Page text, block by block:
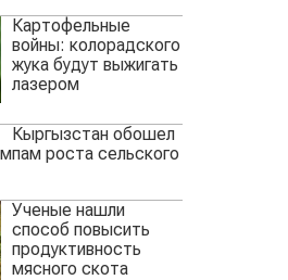
Картофельные
войны: колорадского
жука будут выжигать
лазером
Кыргызстан обошел
роста сельского
Ученые нашли
способ повысить
продуктивность
мясного скота